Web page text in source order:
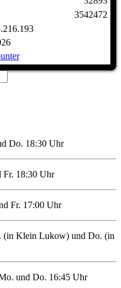
3542472
Do. 18:30 Uhr
Fr. 18:30 Uhr
Fr. 17:00 Uhr
(in Klein Lukow) und Do. (in
und Do. 16:45 Uhr